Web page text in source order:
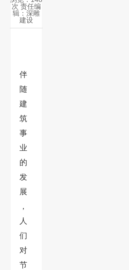
次 责任编
辑： 深雕
建设
伴
随
建
筑
事
业
的
发
展
，
人
们
对
节